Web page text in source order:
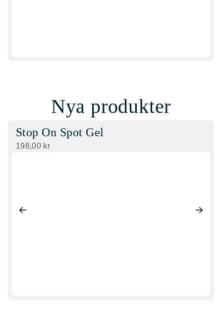
Nya produkter
Stop On Spot Gel
198,00 kr